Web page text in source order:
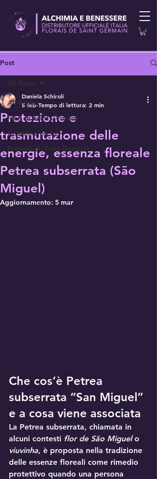
Post
All Posts
Fiori di Saint Germain
Cristalli e pietre
Formule di Saint Germain
All Posts
Protezione e
trasmutazione delle
energie, essenza floreale
Petrea subserrata (São
Miguel)
Daniela Schiroli
5 feb Tempo di lettura: 2 min
Aggiornamento: 5 mar
Che cos’è Petrea
subserrata “San Miguel”
e a cosa viene associata
La Petrea subserrata, chiamata in
alcuni contesti flor de São Miguel o
viuvinha, è proposta nella tradizione
delle essenze floreali come rimedio
protettivo quando una persona